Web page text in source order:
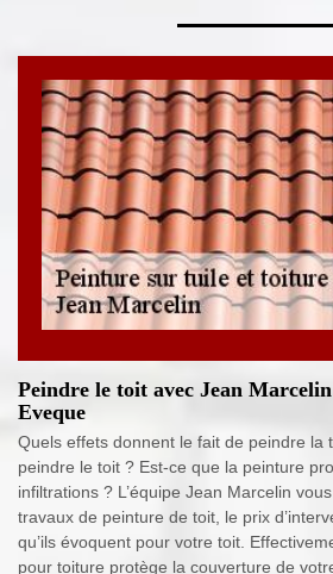
Peindre le toit avec Jean
Eveque
Quels effets donnent le fait de peindre la
peindre le toit ? Est-ce que la peinture
infiltrations ? L’équipe Jean Marcelin
travaux de peinture de toit, le prix
qu’ils évoquent pour votre toit.
pour toiture protège la couverture de